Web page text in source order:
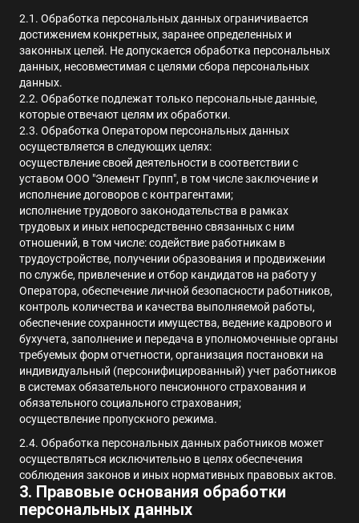
2.1. Обработка персональных данных ограничивается
достижением конкретных, заранее определенных и
законных целей. Не допускается обработка персональных
данных, несовместимая с целями сбора персональных
данных.
2.2. Обработке подлежат только персональные данные,
которые отвечают целям их обработки.
2.3. Обработка Оператором персональных данных
осуществляется в следующих целях:
осуществление своей деятельности в соответствии с
уставом ООО "Элемент Групп", в том числе заключение и
исполнение договоров с контрагентами;
исполнение трудового законодательства в рамках
трудовых и иных непосредственно связанных с ним
отношений, в том числе: содействие работникам в
трудоустройстве, получении образования и продвижении
по службе, привлечение и отбор кандидатов на работу у
Оператора, обеспечение личной безопасности работников,
контроль количества и качества выполняемой работы,
обеспечение сохранности имущества, ведение кадрового и
бухучета, заполнение и передача в уполномоченные органы
требуемых форм отчетности, организация постановки на
индивидуальный (персонифицированный) учет работников
в системах обязательного пенсионного страхования и
обязательного социального страхования;
осуществление пропускного режима.
2.4. Обработка персональных данных работников может
осуществляться исключительно в целях обеспечения
соблюдения законов и иных нормативных правовых актов.
3. Правовые основания обработки
персональных данных